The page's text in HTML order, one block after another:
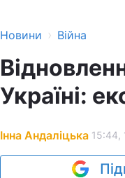
Новини › Війна
Україні:
Інна Андаліцька 15:44,